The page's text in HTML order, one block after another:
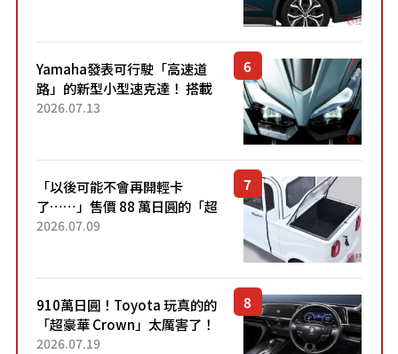
Yamaha發表可行駛「高速道
路」的新型小型速克達！ 搭載
能享受超強勁「渦輪感」的動
2026.07.13
「以後可能不會再開輕卡
了……」售價 88 萬日圓的「超
迷你輕型貨車」引發兩極評
了！...
2026.07.09
910萬日圓！Toyota 玩真的的
「超豪華 Crown」太厲害了！
採用由「匠人技藝」打造的
2026.07.19